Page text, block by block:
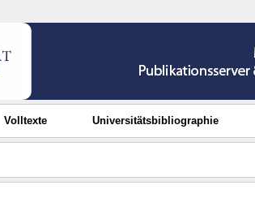
Volltexte Universitätsbibliographie